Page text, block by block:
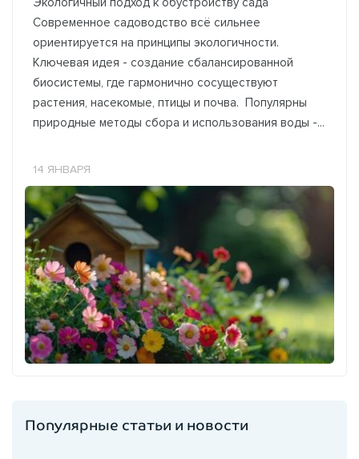
Современное садоводство всё сильнее
ориентируется на принципы экологичности.
Ключевая идея - создание сбалансированной
биосистемы, где гармонично сосуществуют
растения, насекомые, птицы и почва. Популярны
природные методы сбора и использования воды -...
14 ЯНВАРЯ
Популярные статьи и новости